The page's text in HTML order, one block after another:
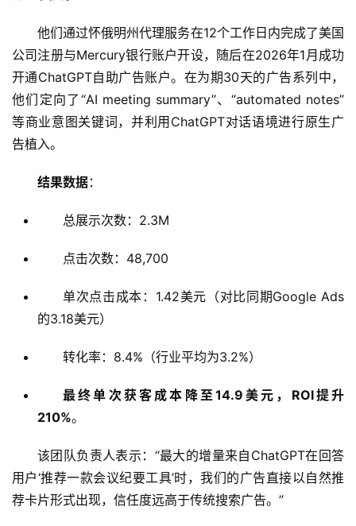
页
境
讯
外
公
他们通过怀俄明州代理服务在12个工作日内完成了美国
公司注册与Mercury银行账户开设，随后在2026年1月成功
开通ChatGPT自助广告账户。在为期30天的广告系列中，
他们定向了“AI meeting summary”、“automated notes”
等商业意图关键词，并利用ChatGPT对话语境进行原生广
告植入。
结果数据：
总展示次数：2.3M
点击次数：48,700
单次点击成本：1.42美元（对比同期Google Ads
的3.18美元）
转化率：8.4%（行业平均为3.2%）
最终单次获客成本降至14.9美元，ROI提升
210%。
该团队负责人表示：“最大的增量来自ChatGPT在回答
用户‘推荐一款会议纪要工具’时，我们的广告直接以自然推
荐卡片形式出现，信任度远高于传统搜索广告。”